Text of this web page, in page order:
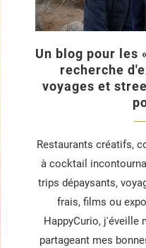
Un blog pour les
recherche
voyages et
Restaurants créatifs,
à cocktail
trips dépaysants,
frais, films ou
HappyCurio, j'éveille
partageant mes